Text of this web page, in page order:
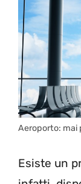
Aeroporto: mai
Esiste un